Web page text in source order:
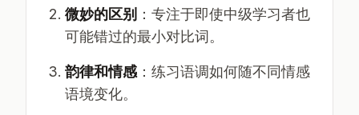
微妙的区别 ：专注于即使中级学习者也
可能错过的最小对比词。
韵律和情感 ：练习语调如何随不同情感
语境变化。